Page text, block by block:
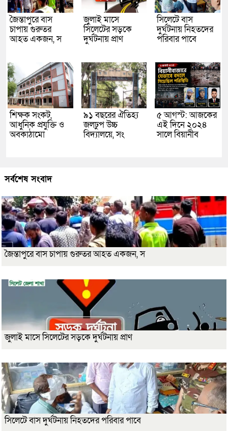
জৈন্তাপুরে বাস
চাপায় গুরুতর
আহত একজন, স
জুলাই মাসে
সিলেটের সড়কে
দুর্ঘটনায় প্রাণ
সিলেটে বাস
দুর্ঘটনায় নিহতদের
পরিবার পাবে
শিক্ষক সংকট,
আধুনিক প্রযুক্তি ও
অবকাঠামো
৯১ বছরের ঐতিহ্য
জলঢুপ উচ্চ
বিদ্যালয়ে, সং
৫ আগস্ট: আজকের
এই দিনে ২০২৪
সালে বিয়ানীব
সর্বশেষ সংবাদ
জৈন্তাপুরে বাস চাপায় গুরুতর আহত একজন, স
জুলাই মাসে সিলেটের সড়কে দুর্ঘটনায় প্রাণ
সিলেটে বাস দুর্ঘটনায় নিহতদের পরিবার পাবে